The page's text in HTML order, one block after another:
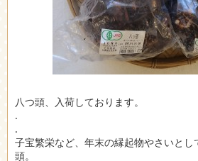
八つ頭、入荷しております。
.
.
子宝繁栄など、年末の縁起物やさいとし
頭。